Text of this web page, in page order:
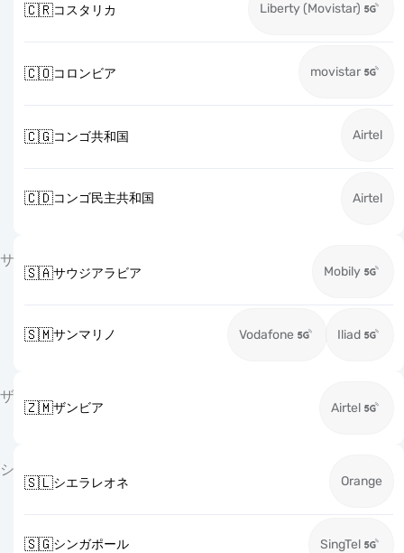
🇨🇷コスタリカ Liberty (Movistar)
🇨🇴コロンビア movistar
🇨🇬コンゴ共和国 Airtel
🇨🇩コンゴ民主共和国 Airtel
サ
🇸🇦サウジアラビア Mobily
🇸🇲サンマリノ Vodafone Iliad
ザ
🇿🇲ザンビア Airtel
シ
🇸🇱シエラレオネ Orange
🇸🇬シンガポール SingTel